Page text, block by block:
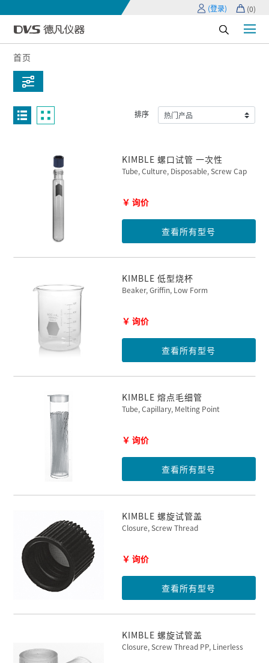
(登录) (0)
首页
排序
KIMBLE 螺口试管 一次性
Tube, Culture, Disposable, Screw Cap
￥ 询价
查看所有型号
KIMBLE 低型烧杯
Beaker, Griffin, Low Form
￥ 询价
查看所有型号
KIMBLE 熔点毛细管
Tube, Capillary, Melting Point
￥ 询价
查看所有型号
KIMBLE 螺旋试管盖
Closure, Screw Thread
￥ 询价
查看所有型号
KIMBLE 螺旋试管盖
Closure, Screw Thread PP, Linerless